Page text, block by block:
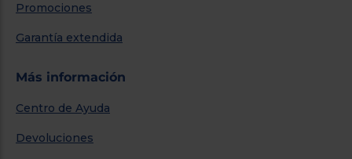
Promociones
Garantía extendida
Más información
Centro de Ayuda
Devoluciones